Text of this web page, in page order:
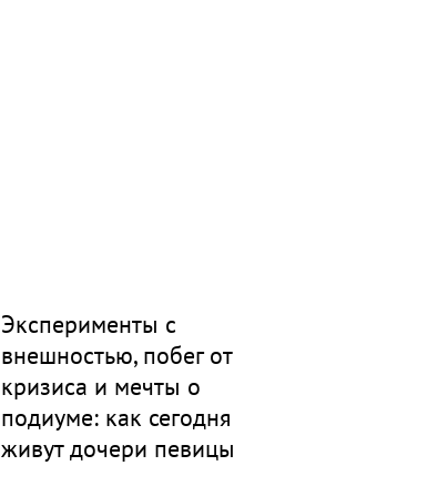
Эксперименты с
внешностью, побег от
кризиса и мечты о
подиуме: как сегодня
живут дочери певицы